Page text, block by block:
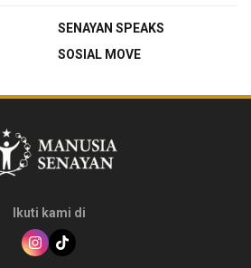
SENAYAN SPEAKS
SOSIAL MOVE
Ikuti kami di